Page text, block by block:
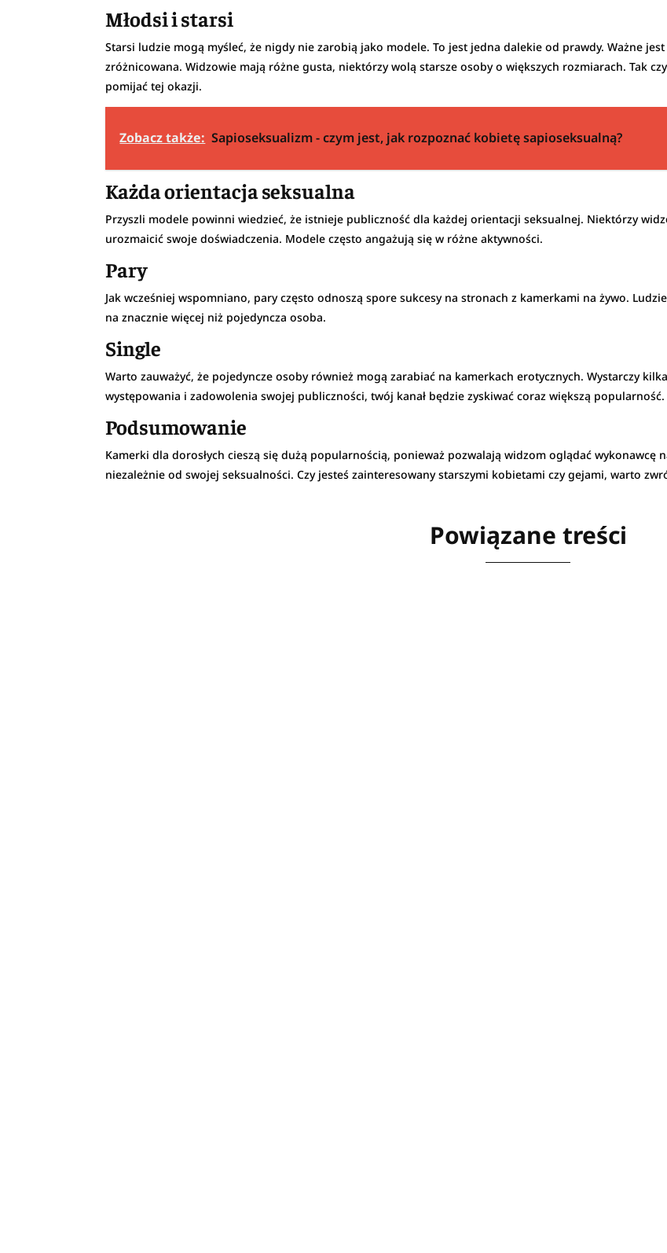
Młodsi i starsi
Starsi ludzie mogą myśleć, że nigdy nie zarobią jako modele. To jest jedna dalekie od prawdy. Ważne
zróżnicowana. Widzowie mają różne gusta, niektórzy wolą starsze osoby o większych rozmiarach. Tak
pomijać tej okazji.
Zobacz także: Sapioseksualizm - czym jest, jak rozpoznać kobietę sapioseksualną?
Każda orientacja seksualna
Przyszli modele powinni wiedzieć, że istnieje publiczność dla każdej orientacji seksualnej. Niektórzy
urozmaicić swoje doświadczenia. Modele często angażują się w różne aktywności.
Pary
Jak wcześniej wspomniano, pary często odnoszą spore sukcesy na stronach z kamerkami na żywo.
na znacznie więcej niż pojedyncza osoba.
Single
Warto zauważyć, że pojedyncze osoby również mogą zarabiać na kamerkach erotycznych. Wystarczy
występowania i zadowolenia swojej publiczności, twój kanał będzie zyskiwać coraz większą popularność.
Podsumowanie
Kamerki dla dorosłych cieszą się dużą popularnością, ponieważ pozwalają widzom oglądać wykonawcę
niezależnie od swojej seksualności. Czy jesteś zainteresowany starszymi kobietami czy gejami, warto
Powiązane treści